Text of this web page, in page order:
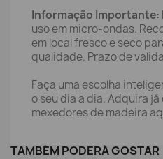
Informação Importante:
uso em micro-ondas.
em local fresco e seco
qualidade. Prazo de
Faça uma escolha
o seu dia a dia. Adquira
mexedores de madeira
TAMBÉM PODERÁ GOSTAR